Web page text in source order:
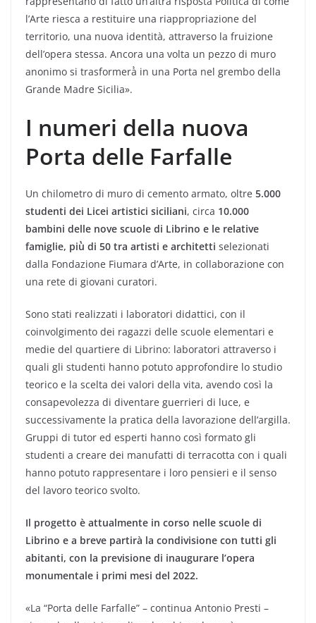
l’Arte riesca a restituire una riappropriazione del
territorio, una nuova identità, attraverso la fruizione
dell’opera stessa. Ancora una volta un pezzo di muro
anonimo si trasformerà̀ in una Porta nel grembo della
Grande Madre Sicilia».
I numeri della nuova
Porta delle Farfalle
Un chilometro di muro di cemento armato, oltre 5.000
studenti dei Licei artistici siciliani, circa 10.000
bambini delle nove scuole di Librino e le relative
famiglie, più̀ di 50 tra artisti e architetti selezionati
dalla Fondazione Fiumara d’Arte, in collaborazione con
una rete di giovani curatori.
Sono stati realizzati i laboratori didattici, con il
coinvolgimento dei ragazzi delle scuole elementari e
medie del quartiere di Librino: laboratori attraverso i
quali gli studenti hanno potuto approfondire lo studio
teorico e la scelta dei valori della vita, avendo così la
consapevolezza di diventare guerrieri di luce, e
successivamente la pratica della lavorazione dell’argilla.
Gruppi di tutor ed esperti hanno così formato gli
studenti a creare dei manufatti di terracotta con i quali
hanno potuto rappresentare i loro pensieri e il senso
del lavoro teorico svolto.
Il progetto è attualmente in corso nelle scuole di
Librino e a breve partirà la condivisione con tutti gli
abitanti, con la previsione di inaugurare l’opera
monumentale i primi mesi del 2022.
«La “Porta delle Farfalle” – continua Antonio Presti –